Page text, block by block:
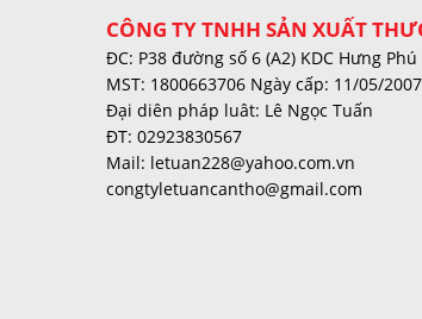
CÔNG TY TNHH SẢN XUẤT
ĐC: P38 đường số 6 (A2) KDC Hưng
MST: 1800663706 Ngày cấp: 11/05/
Đại diên pháp luât: Lê Ngọc Tuấn
ĐT: 02923830567
Mail: letuan228@yahoo.com.vn
congtyletuancantho@gmail.com